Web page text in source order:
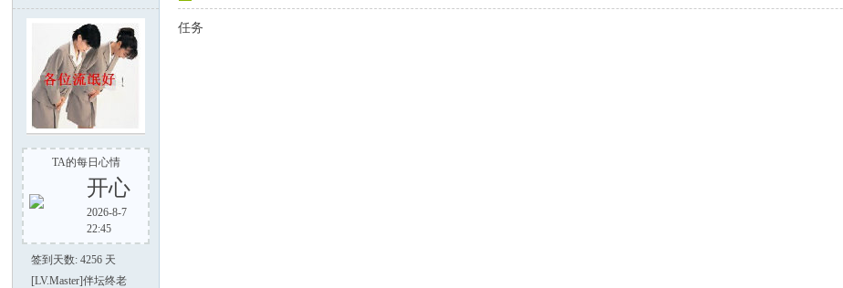
好
TA的每日心情
开心
2026-8-7
22:45
签到天数: 4256 天
[LV.Master]伴坛终老
任务